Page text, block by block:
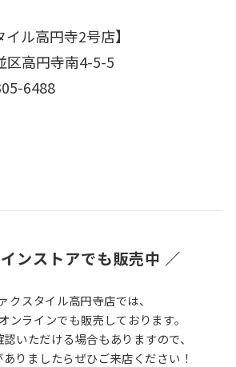
イル高円寺2号店】
区高円寺南4-5-5
6488
ンストアでも販売中 ／
クスタイル高円寺店では、
ンラインでも販売しております。
いただける場合もありますので、
りましたらぜひご来店ください！